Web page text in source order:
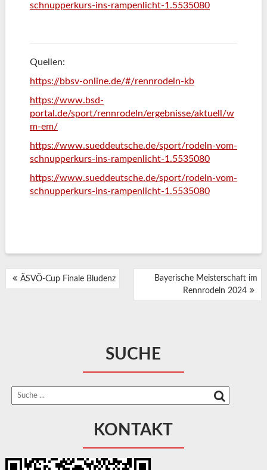
schnupperkurs-ins-rampenlicht-1.5535080
Quellen:
https://bbsv-online.de/#/rennrodeln-kb
https://www.bsd-
portal.de/sport/rennrodeln/ergebnisse/aktuell/w
m-em/
https://www.sueddeutsche.de/sport/rodeln-vom-
schnupperkurs-ins-rampenlicht-1.5535080
https://www.sueddeutsche.de/sport/rodeln-vom-
schnupperkurs-ins-rampenlicht-1.5535080
BEITRAGSNAVIGATION
ÄSVÖ-Cup Finale Bludenz
Bayerische Meisterschaft im
Rennrodeln 2024
SUCHE
KONTAKT